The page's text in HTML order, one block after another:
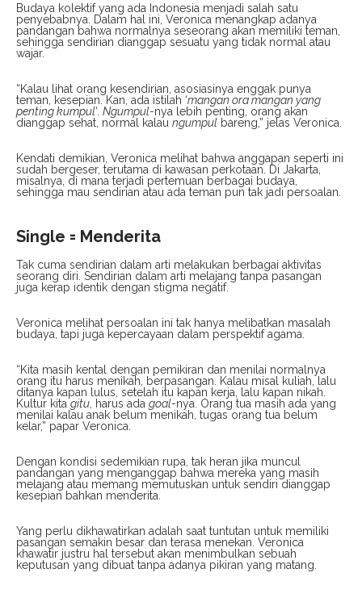
Budaya kolektif yang ada Indonesia menjadi salah satu
penyebabnya. Dalam hal ini, Veronica menangkap adanya
pandangan bahwa normalnya seseorang akan memiliki teman,
sehingga sendirian dianggap sesuatu yang tidak normal atau
wajar.
“Kalau lihat orang kesendirian, asosiasinya enggak punya
teman, kesepian. Kan, ada istilah ‘mangan ora mangan yang
penting kumpul‘. Ngumpul-nya lebih penting, orang akan
dianggap sehat, normal kalau ngumpul bareng,” jelas Veronica.
Kendati demikian, Veronica melihat bahwa anggapan seperti ini
sudah bergeser, terutama di kawasan perkotaan. Di Jakarta,
misalnya, di mana terjadi pertemuan berbagai budaya,
sehingga mau sendirian atau ada teman pun tak jadi persoalan.
Single = Menderita
Tak cuma sendirian dalam arti melakukan berbagai aktivitas
seorang diri. Sendirian dalam arti melajang tanpa pasangan
juga kerap identik dengan stigma negatif.
Veronica melihat persoalan ini tak hanya melibatkan masalah
budaya, tapi juga kepercayaan dalam perspektif agama.
“Kita masih kental dengan pemikiran dan menilai normalnya
orang itu harus menikah, berpasangan. Kalau misal kuliah, lalu
ditanya kapan lulus, setelah itu kapan kerja, lalu kapan nikah.
Kultur kita gitu , harus ada goal-nya. Orang tua masih ada yang
menilai kalau anak belum menikah, tugas orang tua belum
kelar,” papar Veronica.
Dengan kondisi sedemikian rupa, tak heran jika muncul
pandangan yang menganggap bahwa mereka yang masih
melajang atau memang memutuskan untuk sendiri dianggap
kesepian bahkan menderita.
Yang perlu dikhawatirkan adalah saat tuntutan untuk memiliki
pasangan semakin besar dan terasa menekan. Veronica
khawatir justru hal tersebut akan menimbulkan sebuah
keputusan yang dibuat tanpa adanya pikiran yang matang.